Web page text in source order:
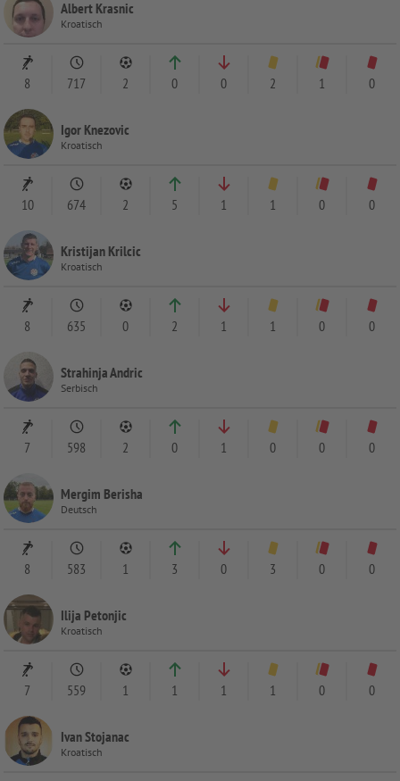
Albert Krasnic
Kroatisch
8 717 2 0 0 2 1 0
Igor Knezovic
Kroatisch
10 674 2 5 1 1 0 0
Kristijan Krilcic
Kroatisch
8 635 0 2 1 1 0 0
Strahinja Andric
Serbisch
7 598 2 0 1 0 0 0
Mergim Berisha
Deutsch
8 583 1 3 0 3 0 0
Ilija Petonjic
Kroatisch
7 559 1 1 1 1 0 0
Ivan Stojanac
Kroatisch